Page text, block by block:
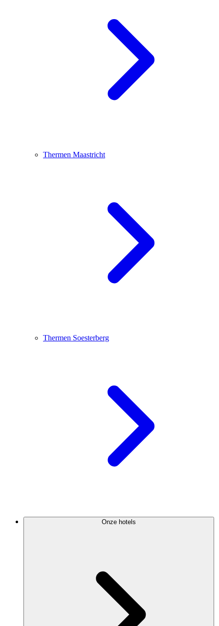
Thermen Maastricht
Thermen Soesterberg
Onze hotels